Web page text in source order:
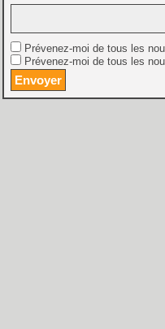
Prévenez-moi de tous les
Prévenez-moi de tous les